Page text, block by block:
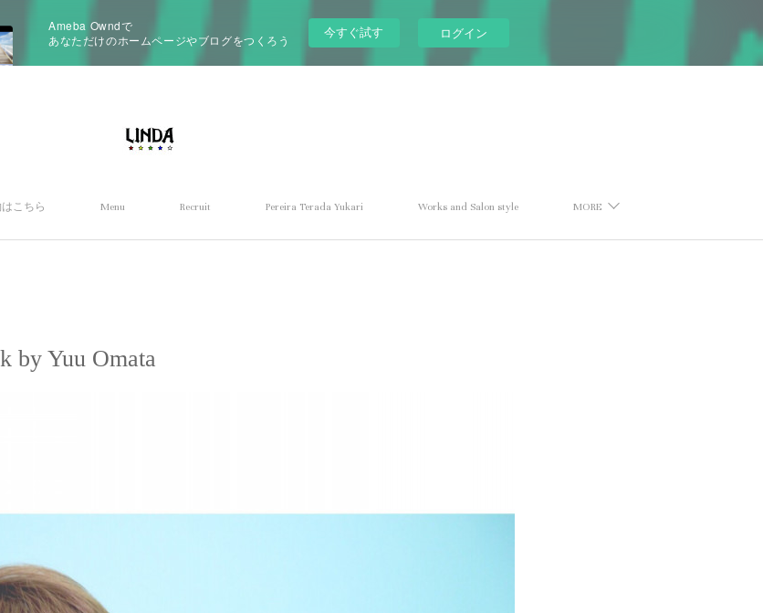
Ameba Owndで
あなただけのホームページやブログをつくろう
今すぐ試す ログイン
こちら Menu Recruit Pereira Terada Yukari Works and Salon style MORE
by Yuu Omata